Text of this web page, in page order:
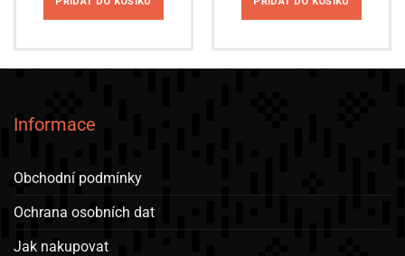
Informace
Obchodní podmínky
Ochrana osobních dat
Jak nakupovat